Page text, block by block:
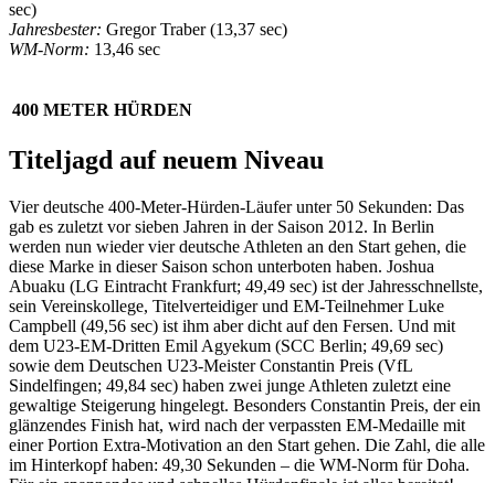
sec)
Jahresbester: Gregor Traber (13,37 sec)
WM-Norm: 13,46 sec
400 METER HÜRDEN
Titeljagd auf neuem Niveau
Vier deutsche 400-Meter-Hürden-Läufer unter 50 Sekunden: Das
gab es zuletzt vor sieben Jahren in der Saison 2012. In Berlin
werden nun wieder vier deutsche Athleten an den Start gehen, die
diese Marke in dieser Saison schon unterboten haben. Joshua
Abuaku (LG Eintracht Frankfurt; 49,49 sec) ist der Jahresschnellste,
sein Vereinskollege, Titelverteidiger und EM-Teilnehmer Luke
Campbell (49,56 sec) ist ihm aber dicht auf den Fersen. Und mit
dem U23-EM-Dritten Emil Agyekum (SCC Berlin; 49,69 sec)
sowie dem Deutschen U23-Meister Constantin Preis (VfL
Sindelfingen; 49,84 sec) haben zwei junge Athleten zuletzt eine
gewaltige Steigerung hingelegt. Besonders Constantin Preis, der ein
glänzendes Finish hat, wird nach der verpassten EM-Medaille mit
einer Portion Extra-Motivation an den Start gehen. Die Zahl, die alle
im Hinterkopf haben: 49,30 Sekunden – die WM-Norm für Doha.